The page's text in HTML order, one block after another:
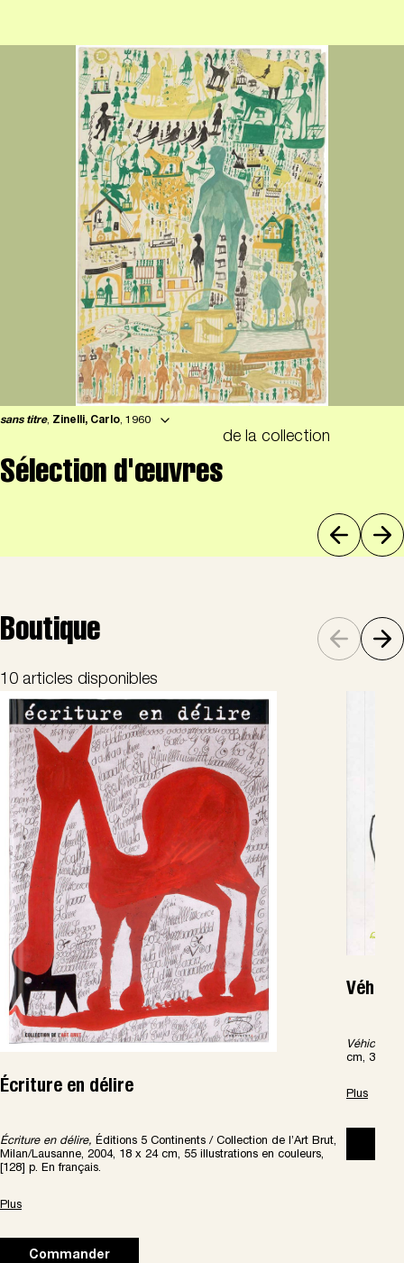
sans titre, Zinelli, Carlo, 1960
Sélection d'œuvres
de la collection
Boutique
10 articles disponibles
Écriture en délire
Écriture en délire, Éditions 5 Continents / Collection de l’Art Brut,
Milan/Lausanne, 2004, 18 x 24 cm, 55 illustrations en couleurs,
[128] p. En français.
Plus
Commander
Véhicules
cm, 32
Plus